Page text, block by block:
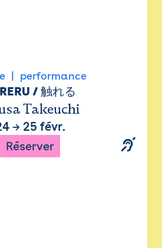
performance
/ 触れる
Takeuchi
→ 25 févr.
Réserver